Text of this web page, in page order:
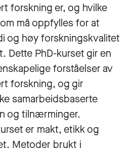
forskning er, og hvilke
må oppfylles for at
og høy forskningskvalitet
Dette PhD-kurset gir en
forståelser av
forskning, og gir
samarbeidsbaserte
og tilnærminger.
er makt, etikk og
Metoder brukt i